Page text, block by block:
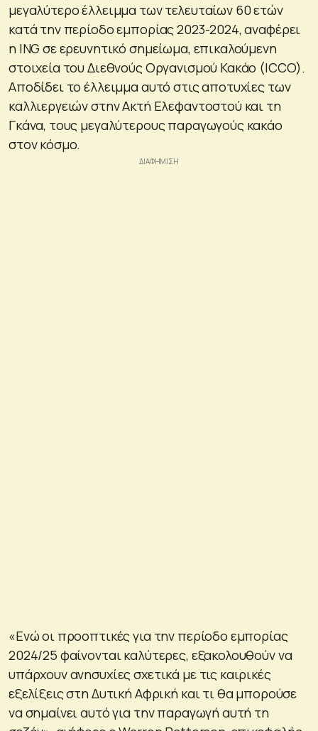
μεγαλύτερο έλλειμμα των τελευταίων 60 ετών
κατά την περίοδο εμπορίας 2023-2024, αναφέρει
η ING σε ερευνητικό σημείωμα, επικαλούμενη
στοιχεία του Διεθνούς Οργανισμού Κακάο (ICCO).
Αποδίδει το έλλειμμα αυτό στις αποτυχίες των
καλλιεργειών στην Ακτή Ελεφαντοστού και τη
Γκάνα, τους μεγαλύτερους παραγωγούς κακάο
στον κόσμο.
«Ενώ οι προοπτικές για την περίοδο εμπορίας
2024/25 φαίνονται καλύτερες, εξακολουθούν να
υπάρχουν ανησυχίες σχετικά με τις καιρικές
εξελίξεις στη Δυτική Αφρική και τι θα μπορούσε
να σημαίνει αυτό για την παραγωγή αυτή τη